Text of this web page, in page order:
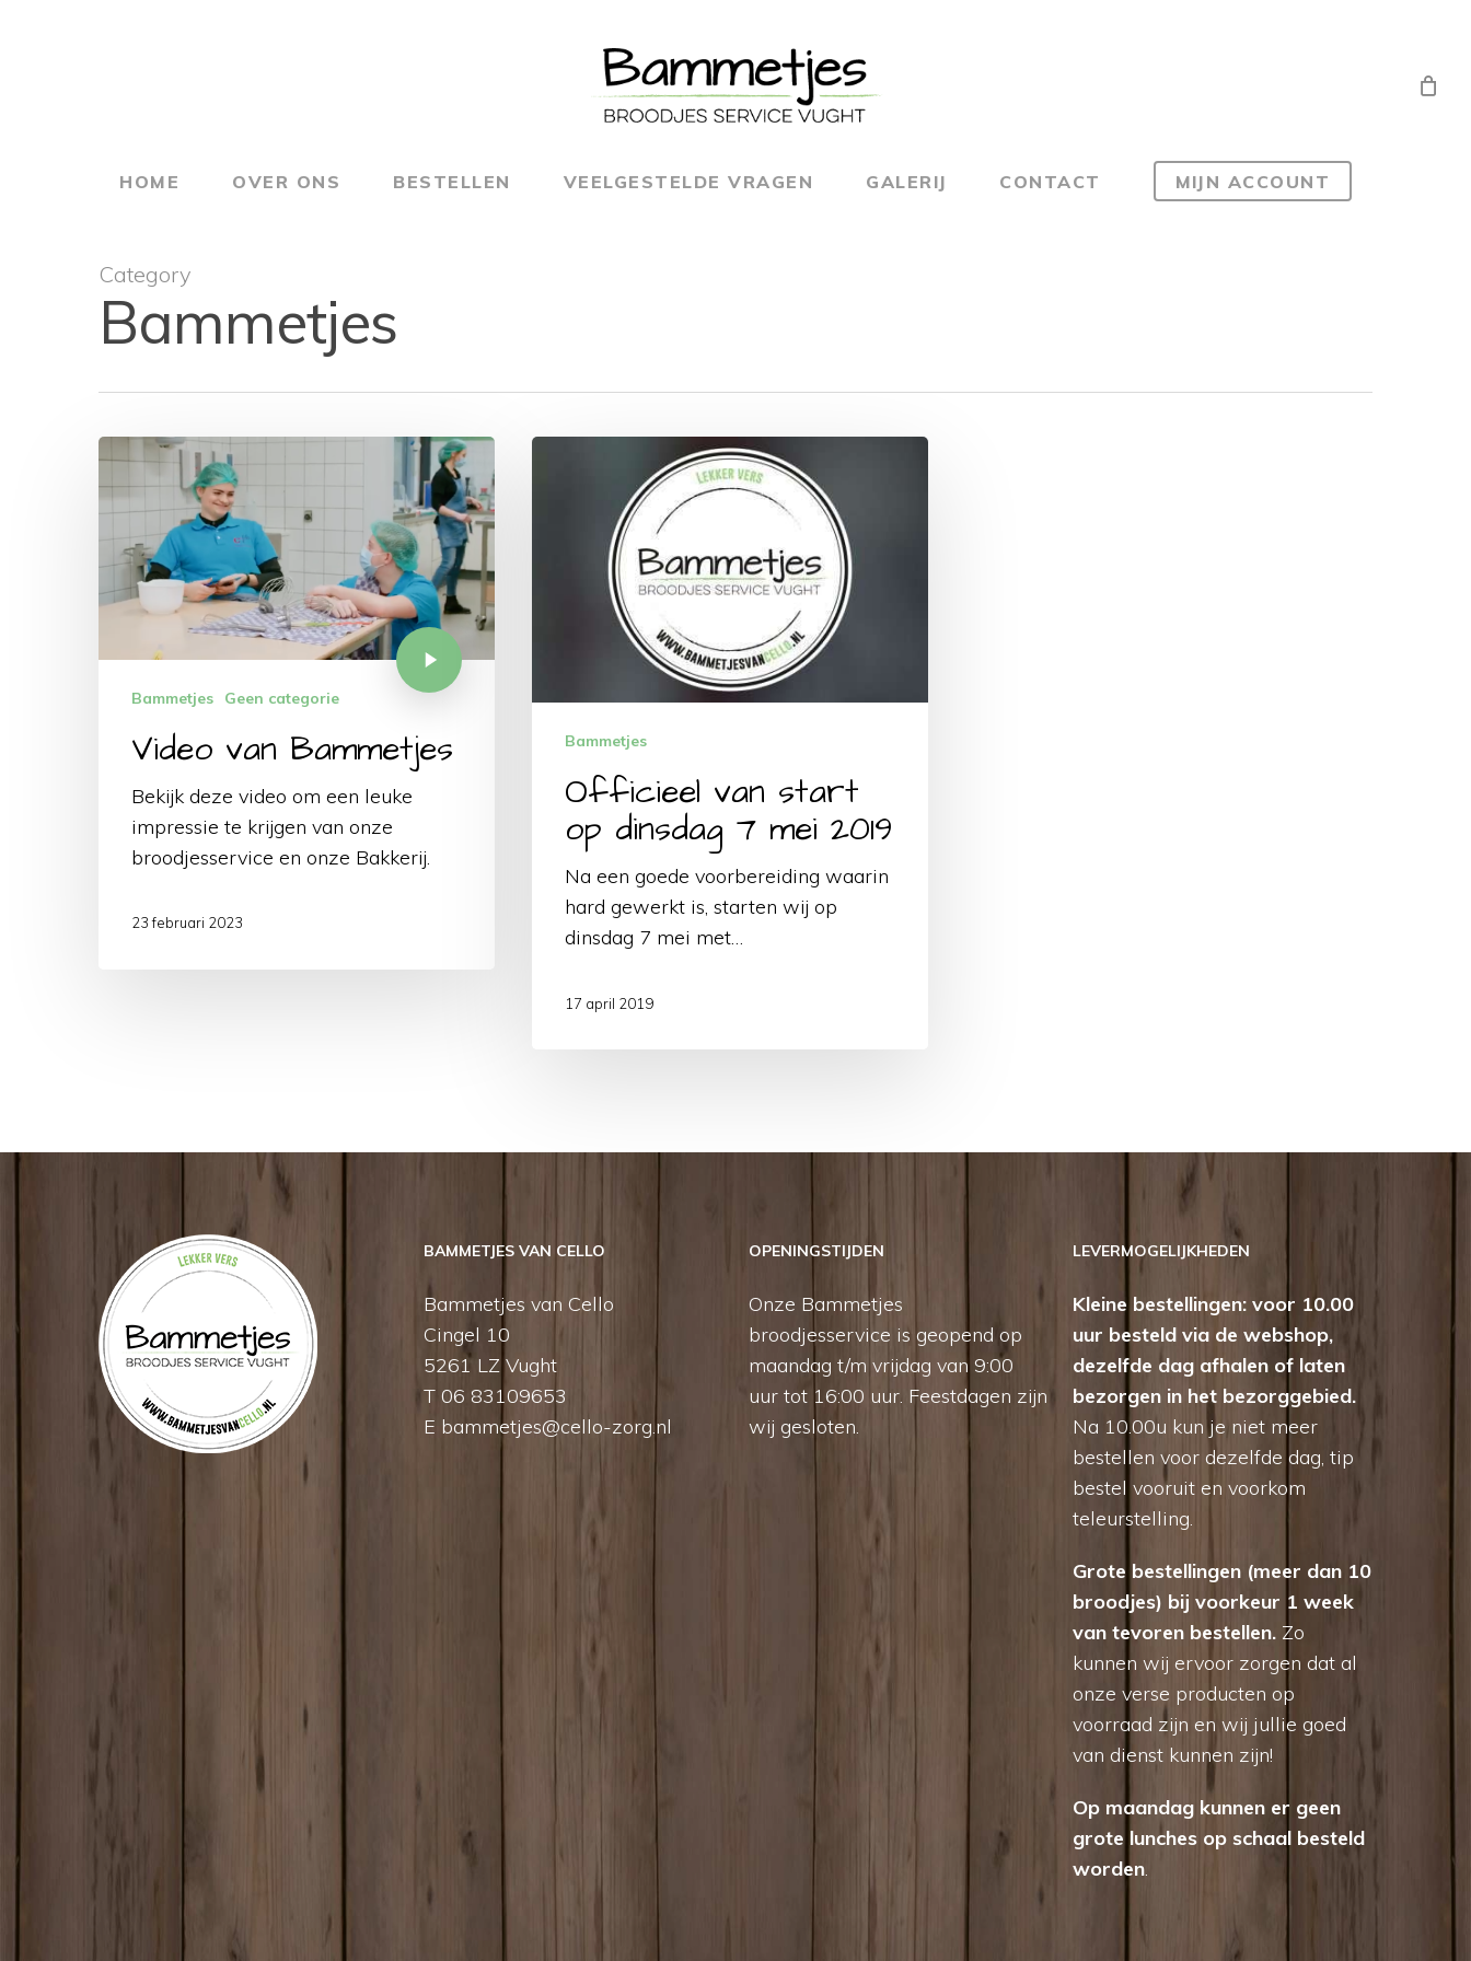
HOME OVER ONS BESTELLEN VEELGESTELDE VRAGEN GALERIJ CONTACT MIJN ACCOUNT
Category
Bammetjes
Bammetjes Geen categorie
Video van Bammetjes
Bekijk deze video om een leuke
impressie te krijgen van onze
broodjesservice en onze Bakkerij.
23 februari 2023
Bammetjes
Officieel van start
op dinsdag 7 mei 2019
Na een goede voorbereiding waarin
hard gewerkt is, starten wij op
dinsdag 7 mei met…
17 april 2019
BAMMETJES VAN CELLO
Bammetjes van Cello
Cingel 10
5261 LZ Vught
T 06 83109653
E bammetjes@cello-zorg.nl
OPENINGSTIJDEN
Onze Bammetjes
broodjesservice is geopend op
maandag t/m vrijdag van 9:00
uur tot 16:00 uur. Feestdagen zijn
wij gesloten.
LEVERMOGELIJKHEDEN
Kleine bestellingen: voor 10.00
uur besteld via de webshop,
dezelfde dag afhalen of laten
bezorgen in het bezorggebied.
Na 10.00u kun je niet meer
bestellen voor dezelfde dag, tip
bestel vooruit en voorkom
teleurstelling.
Grote bestellingen (meer dan 10
broodjes) bij voorkeur 1 week
van tevoren bestellen. Zo
kunnen wij ervoor zorgen dat al
onze verse producten op
voorraad zijn en wij jullie goed
van dienst kunnen zijn!
Op maandag kunnen er geen
grote lunches op schaal besteld
worden.